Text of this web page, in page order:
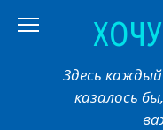
Здесь
казалось